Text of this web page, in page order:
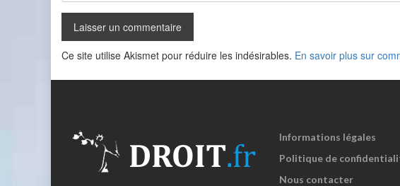
Ce site utilise Akismet pour réduire les indésirables. En savoir plus sur
Informations légales
Politique de
Nous contacter